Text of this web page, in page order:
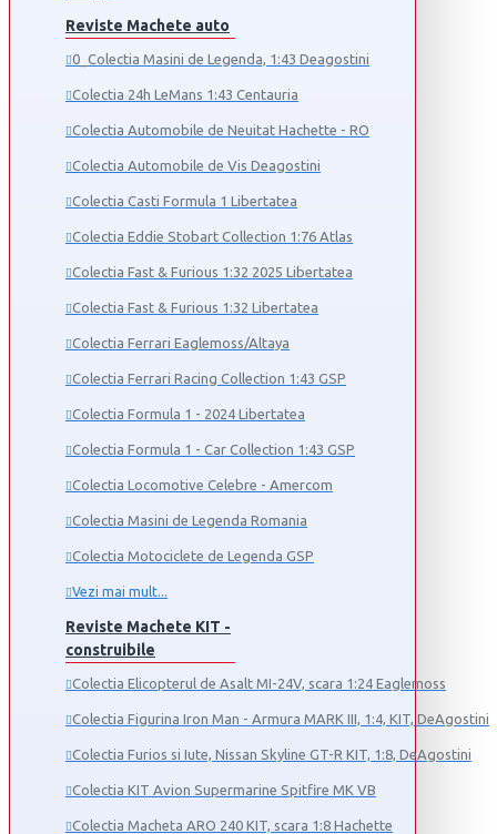
Reviste Machete auto
0_Colectia Masini de Legenda, 1:43 Deagostini
Colectia 24h LeMans 1:43 Centauria
Colectia Automobile de Neuitat Hachette - RO
Colectia Automobile de Vis Deagostini
Colectia Casti Formula 1 Libertatea
Colectia Eddie Stobart Collection 1:76 Atlas
Colectia Fast & Furious 1:32 2025 Libertatea
Colectia Fast & Furious 1:32 Libertatea
Colectia Ferrari Eaglemoss/Altaya
Colectia Ferrari Racing Collection 1:43 GSP
Colectia Formula 1 - 2024 Libertatea
Colectia Formula 1 - Car Collection 1:43 GSP
Colectia Locomotive Celebre - Amercom
Colectia Masini de Legenda Romania
Colectia Motociclete de Legenda GSP
Vezi mai mult...
Reviste Machete KIT -
construibile
Colectia Elicopterul de Asalt MI-24V, scara 1:24 Eaglemoss
Colectia Figurina Iron Man - Armura MARK III, 1:4, KIT, DeAgostini
Colectia Furios si Iute, Nissan Skyline GT-R KIT, 1:8, DeAgostini
Colectia KIT Avion Supermarine Spitfire MK VB
Colectia Macheta ARO 240 KIT, scara 1:8 Hachette